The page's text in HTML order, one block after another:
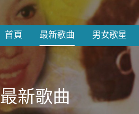
首頁 最新歌曲 男女歌星
最新歌曲